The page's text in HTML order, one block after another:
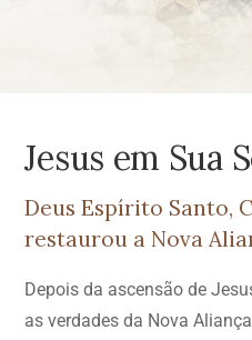
Jesus em Sua
Deus Espírito Santo,
restaurou a Nova
Depois da ascensão de
as verdades da Nova